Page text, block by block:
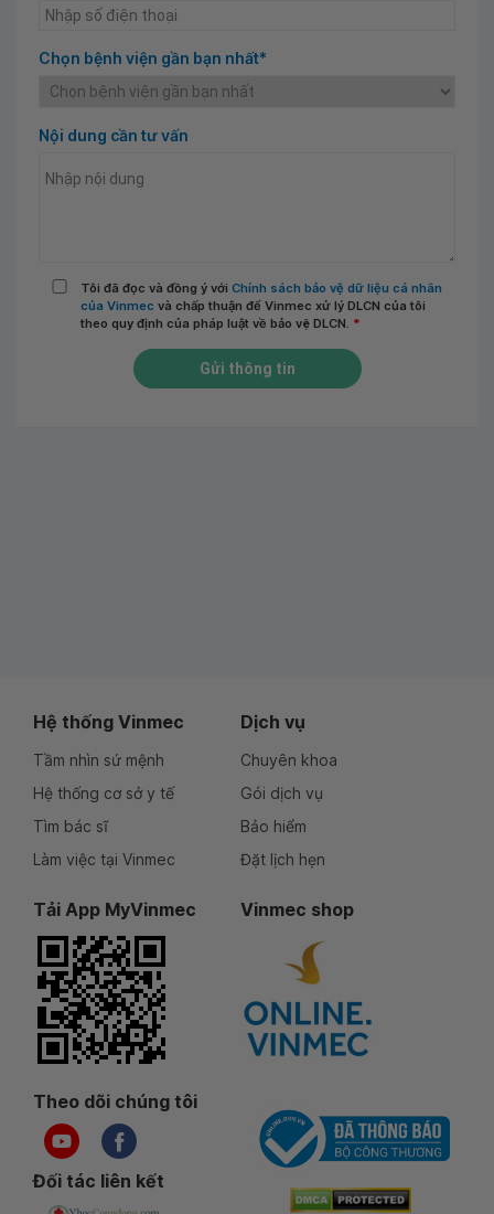
Chọn bệnh viện gần bạn nhất*
Nội dung cần tư vấn
Tôi đã đọc và đồng ý với Chính sách bảo vệ dữ liệu cá nhân
của Vinmec và chấp thuận để Vinmec xử lý DLCN của tôi
theo quy định của pháp luật về bảo vệ DLCN. *
Gửi thông tin
Hệ thống Vinmec
Tầm nhìn sứ mệnh
Hệ thống cơ sở y tế
Tìm bác sĩ
Làm việc tại Vinmec
Dịch vụ
Chuyên khoa
Gói dịch vụ
Bảo hiểm
Đặt lịch hẹn
Tải App MyVinmec Vinmec shop
Theo dõi chúng tôi
Đối tác liên kết